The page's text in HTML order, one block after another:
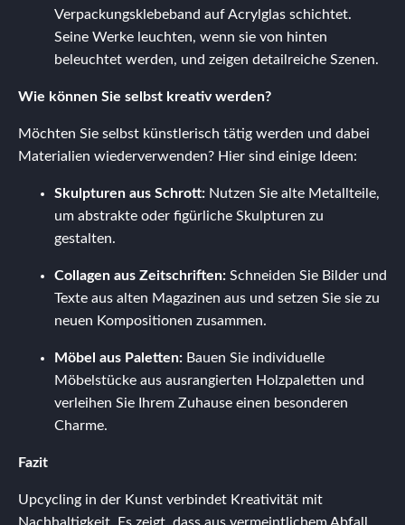
Verpackungsklebeband auf Acrylglas schichtet.
Seine Werke leuchten, wenn sie von hinten
beleuchtet werden, und zeigen detailreiche Szenen.
Wie können Sie selbst kreativ werden?
Möchten Sie selbst künstlerisch tätig werden und dabei
Materialien wiederverwenden? Hier sind einige Ideen:
Skulpturen aus Schrott: Nutzen Sie alte Metallteile,
um abstrakte oder figürliche Skulpturen zu
gestalten.
Collagen aus Zeitschriften: Schneiden Sie Bilder und
Texte aus alten Magazinen aus und setzen Sie sie zu
neuen Kompositionen zusammen.
Möbel aus Paletten: Bauen Sie individuelle
Möbelstücke aus ausrangierten Holzpaletten und
verleihen Sie Ihrem Zuhause einen besonderen
Charme.
Fazit
Upcycling in der Kunst verbindet Kreativität mit
Nachhaltigkeit. Es zeigt, dass aus vermeintlichem Abfall